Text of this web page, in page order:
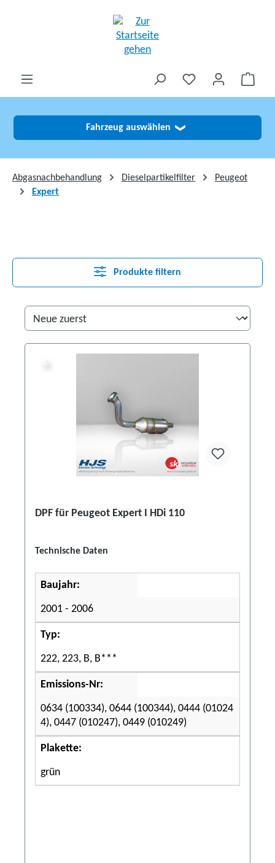
Fahrzeug auswählen ❯
Abgasnachbehandlung Dieselpartikelfilter
Peugeot
Expert
Produkte filtern
DPF für Peugeot Expert I HDi 110
Technische Daten
Baujahr:
2001 - 2006
Typ:
222, 223, B, B***
Emissions-Nr:
0634 (100334), 0644 (100344), 0444 (01024
4), 0447 (010247), 0449 (010249)
Plakette:
grün